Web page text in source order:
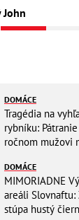
John
DOMÁCE
Tragédia na
rybníku:
ročnom mužovi
DOMÁCE
MIMORIADNE
areáli Slovnaftu:
stúpa hustý